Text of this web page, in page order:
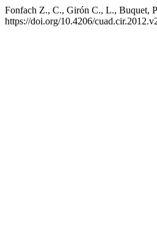
Fonfach Z., C., Girón C., L., Buquet,
https://doi.org/10.4206/